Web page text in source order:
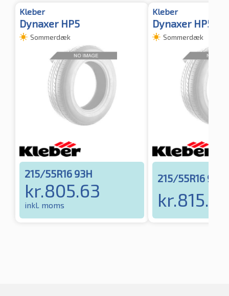
Kleber
Dynaxer HP5
Sommerdæk
215/55R16 93H
kr.805.63
inkl. moms
Kleber
Dynaxer HP5 TL
Sommerdæk
215/55R16 93V
kr.815.73